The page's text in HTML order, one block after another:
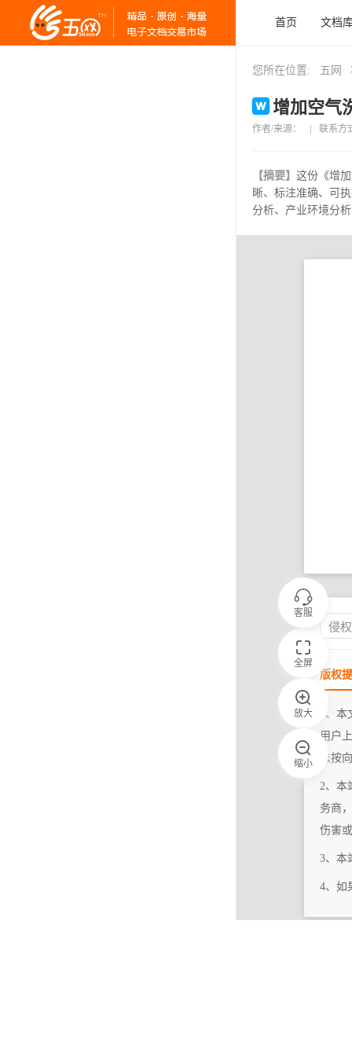
首页 文档
您所在位置: 五网
增加空气
作者/来源： 联系方
【摘要】 这份《增
晰、标注准确、可
分析、产业环境分
客服
全屏
放大
缩小
侵
版权
1、
用户
法按
2、本
务商
伤害
3、本
4、如